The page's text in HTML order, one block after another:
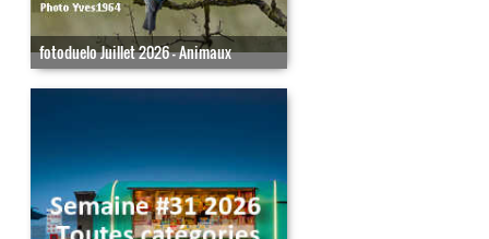
fotoduelo Juillet 2026 - Animaux